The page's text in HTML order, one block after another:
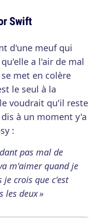
Swift
d'une meuf qui
a l'air de mal
met en colère
le seul à la
voudrait qu'il reste
à un moment y'a
:
pas mal de
m'aimer quand je
je crois que c'est
les deux »